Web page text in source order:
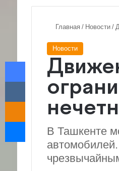
Главная / Новости /
Новости
В Ташкенте
Facebook
VKontakte